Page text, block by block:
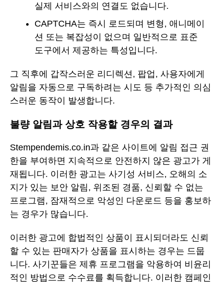
실제 서비스와의 연결도 없습니다.
CAPTCHA는 즉시 로드되며 변형, 애니메이
션 또는 복잡성이 없으며 일반적으로 표준
도구에서 제공하는 특성입니다.
그 직후에 갑작스러운 리디렉션, 팝업, 사용자에게
알림을 자동으로 구독하려는 시도 등 추가적인 의심
스러운 동작이 발생합니다.
불량 알림과 상호 작용할 경우의 결과
Stempendemis.co.in과 같은 사이트에 알림 접근 권
한을 부여하면 지속적으로 안전하지 않은 광고가 게
재됩니다. 이러한 광고는 사기성 서비스, 오해의 소
지가 있는 보안 알림, 위조된 경품, 신뢰할 수 없는
프로그램, 잠재적으로 악성인 다운로드 등을 홍보하
는 경우가 많습니다.
이러한 광고에 합법적인 상품이 표시되더라도 신뢰
할 수 있는 판매자가 상품을 표시하는 경우는 드뭅
니다. 사기꾼들은 제휴 프로그램을 악용하여 비윤리
적인 방법으로 수수료를 획득합니다. 이러한 캠페인